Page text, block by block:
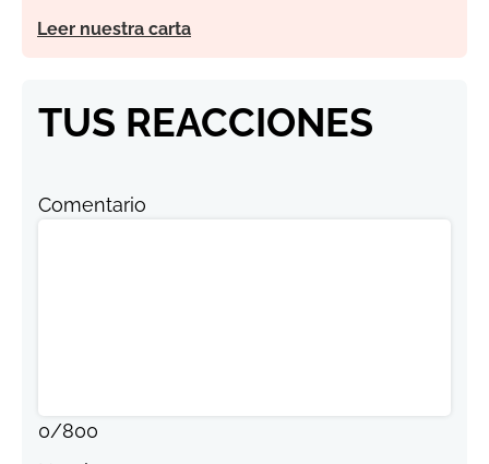
Leer nuestra carta
TUS REACCIONES
Comentario
0/800